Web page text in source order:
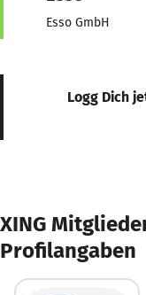
Esso GmbH
Logg Dich
XING
Profilangaben